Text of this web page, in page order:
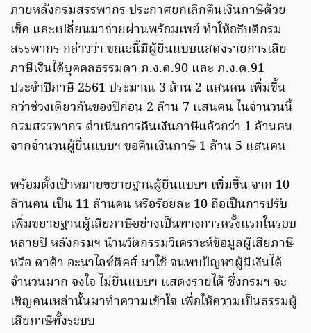
ภายหลังกรมสรรพากร ประกาศยกเลิกคืนเงินภาษีด้วย
เช็ค และเปลี่ยนมาจ่ายผ่านพร้อมเพย์ ทำให้อธิบดีกรม
สรรพากร กล่าวว่า ขณะนี้มีผู้ยื่นแบบแสดงรายการเสีย
ภาษีเงินได้บุคคลธรรมดา ภ.ง.ด.90 และ ภ.ง.ด.91
ประจำปีภาษี 2561 ประมาณ 3 ล้าน 2 แสนคน เพิ่มขึ้น
กว่าช่วงเดียวกันของปีก่อน 2 ล้าน 7 แสนคน ในจำนวนนี้
กรมสรรพากร ดำเนินการคืนเงินภาษีแล้วกว่า 1 ล้านคน
จากจำนวนผู้ยื่นแบบฯ ขอคืนเงินภาษี 1 ล้าน 5 แสนคน
พร้อมตั้งเป้าหมายขยายฐานผู้ยื่นแบบฯ เพิ่มขึ้น จาก 10
ล้านคน เป็น 11 ล้านคน หรือร้อยละ 10 ถือเป็นการปรับ
เพิ่มขยายฐานผู้เสียภาษีอย่างเป็นทางการครั้งแรกในรอบ
หลายปี หลังกรมฯ นำนวัตกรรมวิเคราะห์ข้อมูลผู้เสียภาษี
หรือ ดาต้า อะนาไลซ์ติคส์ มาใช้ จนพบปัญหาผู้มีเงินได้
จำนวนมาก จงใจ ไม่ยื่นแบบฯ แสดงรายได้ ซึ่งกรมฯ จะ
เชิญคนเหล่านั้นมาทำความเข้าใจ เพื่อให้ความเป็นธรรมผู้
เสียภาษีทั้งระบบ